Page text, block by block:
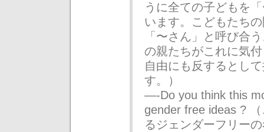
うに全ての子どもを
います。こどもたち
「〜さん」と呼び合
の親たちがこれに気
自由にも反するとし
す。）
—-Do you think this
gender free ideas ?
るジェンダーフリー